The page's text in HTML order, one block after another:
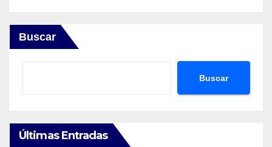
Buscar
Buscar
Últimas Entradas